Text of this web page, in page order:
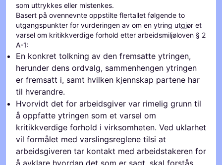
som uttrykkes eller mistenkes.
Basert på ovennevnte oppstilte flertallet følgende to
utgangspunkter for vurderingen av om en ytring utgjør et
varsel om kritikkverdige forhold etter arbeidsmiljøloven § 2
A-1:
En konkret tolkning av den fremsatte ytringen,
herunder dens ordvalg, sammenhengen ytringen
er fremsatt i, samt hvilken kjennskap partene har
til hverandre.
Hvorvidt det for arbeidsgiver var rimelig grunn til
å oppfatte ytringen som et varsel om
kritikkverdige forhold i virksomheten. Ved uklarhet
vil formålet med varslingsreglene tilsi at
arbeidsgiveren tar kontakt med arbeidstakeren for
å avklare hvordan det som er sagt, skal forstås.